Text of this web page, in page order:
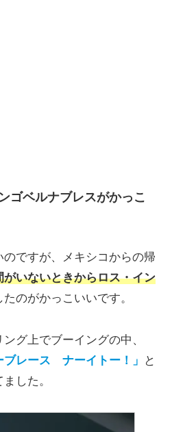
ゴベルナブレスがかっこ
ですが、メキシコからの帰
がいないときからロス・イン
たのがかっこいいです。
グ上でブーイングの中、
ブレース ナーイトー！」
と
した。